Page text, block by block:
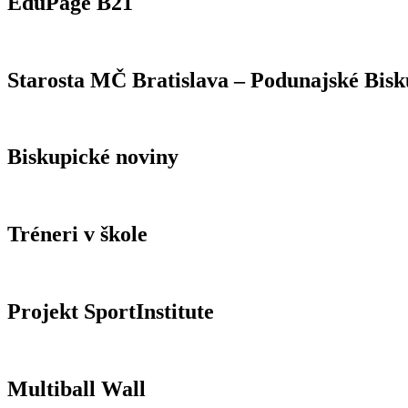
Starosta MČ Bratislava – Podunajské
Biskupické noviny
Tréneri v škole
Projekt SportInstitute
Multiball Wall